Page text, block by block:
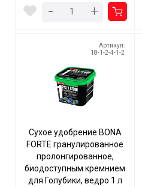
- +
Артикул:
18-1-2-4-1-2
Сухое удобрение BONA
FORTE гранулированное
пролонгированное,
биодоступным кремнием
для Голубики, ведро 1 л